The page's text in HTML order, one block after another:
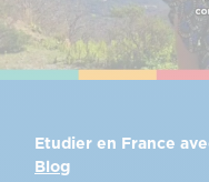
Etudier en France
Blog